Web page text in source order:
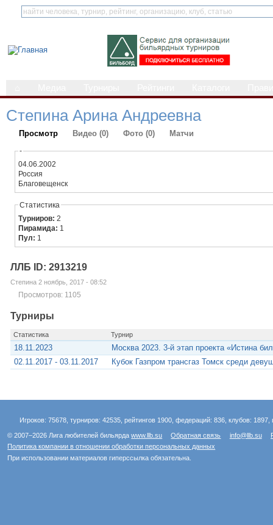
Степина Арина Андреевна
Просмотр Видео (0) Фото (0) Матчи
-
04.06.2002
Россия
Благовещенск
Статистика
Турниров:2
Пирамида: 1
Пул: 1
ЛЛБ ID: 2913219
Степина 2 ноябрь, 2017 - 08:52
Просмотров: 1105
Турниры
Статистика Турнир
18.11.2023
Москва 2023. 3-й этап проекта «Истина
02.11.2017 - 03.11.2017
Кубок Газпром трансгаз Томск среди
Игроков: 75678, турниров: 42535, рейтингов 1900, федераций: 836, клубов:
© 2007–2026 Лига любителей бильярдаwww.llb.su Обратная связь info@llb.su
Политика компании в отношении обработки персональных данных
При использовании материалов гиперссылка обязательна.